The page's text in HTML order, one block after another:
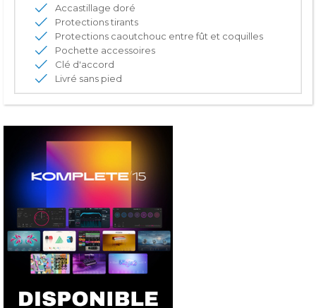
Accastillage doré
Protections tirants
Protections caoutchouc entre fût et coquilles
Pochette accessoires
Clé d'accord
Livré sans pied